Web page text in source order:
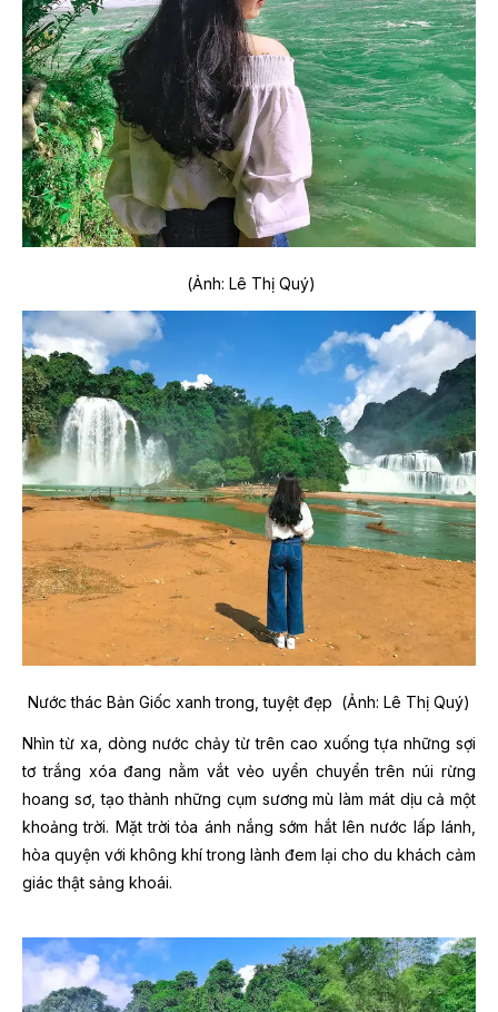
(Ảnh: Lê Thị Quý)
Nước thác Bản Giốc xanh trong, tuyệt đẹp (Ảnh: Lê Thị Quý)
Nhìn từ xa, dòng nước chảy từ trên cao xuống tựa những sợi
tơ trắng xóa đang nằm vắt vẻo uyển chuyển trên núi rừng
hoang sơ, tạo thành những cụm sương mù làm mát dịu cả một
khoảng trời. Mặt trời tỏa ánh nắng sớm hắt lên nước lấp lánh,
hòa quyện với không khí trong lành đem lại cho du khách cảm
giác thật sảng khoái.